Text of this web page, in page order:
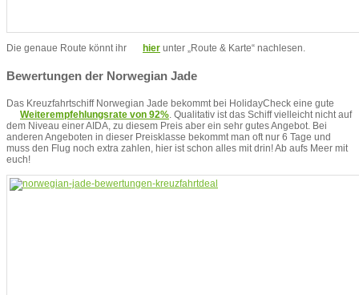
Die genaue Route könnt ihr hier unter „Route & Karte“ nachlesen.
Bewertungen der Norwegian Jade
Das Kreuzfahrtschiff Norwegian Jade bekommt bei HolidayCheck eine gute
Weiterempfehlungsrate von 92%. Qualitativ ist das Schiff vielleicht nicht auf
dem Niveau einer AIDA, zu diesem Preis aber ein sehr gutes Angebot. Bei
anderen Angeboten in dieser Preisklasse bekommt man oft nur 6 Tage und
muss den Flug noch extra zahlen, hier ist schon alles mit drin! Ab aufs Meer mit
euch!